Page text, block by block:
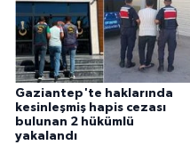
Gaziantep'te haklarında
kesinleşmiş hapis cezası
bulunan 2 hükümlü
yakalandı